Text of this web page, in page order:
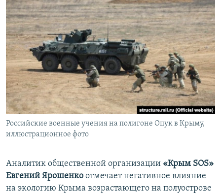
ТЕЛЕПРОЕКТ КРЫМ.РЕАЛИИ
СОВЕТЫ ПРАВОЗАЩИТНИКОВ
ПРОПАВШИЕ БЕЗ ВЕСТИ
ПОБЕДИТЕЛЕЙ НЕ СУДЯТ?
КРЫМ.НЕПОКОРЕННЫЙ
ELIFBE
УКРАИНСКАЯ ПРОБЛЕМА КРЫМА
Українською
Qırımtatar
ПРИСОЕДИНЯЙТЕСЬ!
Все сайты RFE/RL
Российские военные учения на полигоне Опук в Крыму,
иллюстрационное фото
Аналитик общественной организации «Крым SOS»
Евгений Ярошенко отмечает негативное влияние
на экологию Крыма возрастающего на полуострове